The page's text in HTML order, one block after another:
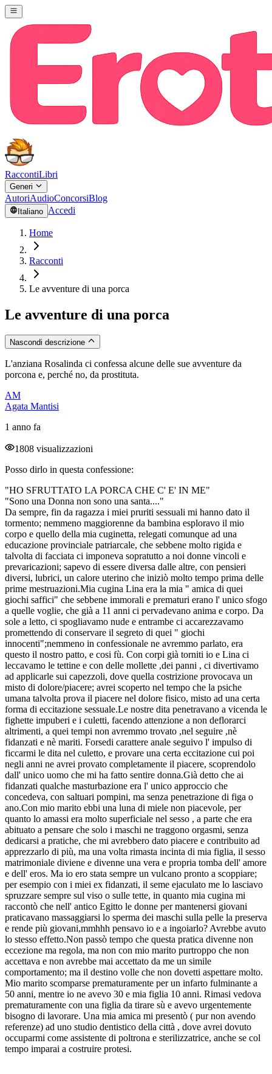
RaccontiLibri
Generi
AutoriAudioConcorsiBlog
Italiano Accedi
Home
Racconti
Le avventure di una porca
Le avventure di una porca
Nascondi descrizione
L'anziana Rosalinda ci confessa alcune delle sue avventure da
porcona e, perché no, da prostituta.
AM
Agata Mantisi
1 anno fa
1808 visualizzazioni
Posso dirlo in questa confessione:
"HO SFRUTTATO LA PORCA CHE C' E' IN ME"
"Sono una Donna non sono una santa...."
Da sempre, fin da ragazza i miei pruriti sessuali mi hanno dato il
tormento; nemmeno maggiorenne da bambina esploravo il mio
corpo e quello della mia cuginetta, relegati comunque ad una
educazione provinciale patriarcale, che sebbene molto rigida e
talvolta di facciata ci imponeva sopratutto a noi donne vincoli e
prevaricazioni; sapevo di essere diversa dalle altre, con pensieri
diversi, lubrici, un calore uterino che iniziò molto tempo prima delle
prime mestruazioni.Mia cugina Lina era la mia " amica di quei
giochi saffici" che sebbene immorali e prematuri erano l' unico sfogo
a quelle voglie, che già a 11 anni ci pervadevano anima e corpo. Da
sole a letto, ci spogliavamo nude e entrambe ci accarezzavamo
promettendo di conservare il segreto di quei " giochi
innocenti";nemmeno in confessionale ne avremmo parlato, era
questo il nostro patto, e cosi fù. Con corpi già torniti io e Lina ci
leccavamo le tettine e con delle mollette ,dei panni , ci divertivamo
ad applicarle sui capezzoli, dove quella costrizione provocava un
misto di dolore/piacere; avrei scoperto nel tempo che la psiche
umana talvolta prova il piacere nel dolore fisico, misto ad una certa
forma di eccitazione sessuale.Le nostre dita penetravano a vicenda le
fighette impuberi e i culetti, facendo attenzione a non deflorarci
altrimenti, a quei tempi non avremmo trovato ,nel seguire ,nè
fidanzati e nè mariti. Forsedi carattere anale seguivo l' impulso di
ficcarmi le dita nel culetto, e provare una certa eccitazione cui poi
negli anni ne avrei provato completamente il piacere, scoprendolo
dall' unico uomo che mi ha fatto sentire donna.Già detto che ai
fidanzati qualche masturbazione era l' unico approccio che
concedeva, con saltuari pompini, ma senza penetrazione di figa o
ano.Con mio marito ebbi una luna di miele non piacevole, per
quanto lo amassi era molto superficiale nel sesso , a parte che era
abituato a pensare che solo i maschi ne traggono orgasmi, senza
dedicarsi a pratiche, che mi avrebbero dato piacere e contribuito ad
apprezzarlo di più, ma una volta rimasta incinta di mia figlia, il sesso
matrimoniale diviene e divenne una vera e propria tomba dell' amore
e dell' eros. Ma io ero stata sempre un vulcano pronto a scoppiare;
per esempio con i miei ex fidanzati, il seme ejaculato me lo lasciavo
spruzzare sempre sul viso o sulle tette, in quanto mia cugina mi
raccontò che nell' antico Egitto le donne per mantenersi giovani
praticavano massaggiarsi lo sperma dei maschi sulla pelle la preserva
e rende più giovani,mmhhh pensavo io e a ingoiarlo? Avrebbe avuto
lo stesso effetto.Non passò tempo che questa pratica divenne non
eccezione ma regola, ma non con mio marito purtroppo che non
accettava e non avrebbe mai accettato da me un simile
comportamento; ma il destino volle che non dovetti aspettare molto.
Mio marito scomparse prematuramente per un infarto fulminante a
50 anni, mentre io ne avevo 30 e mia figlia 10 anni. Rimasi vedova
prematuramente con una figlia da tirare sù e avevo urgentemente
bisogno di lavorare. Una mia amica mi presentò ( pur non avendo
referenze) ad uno studio dentistico della città , dove avrei dovuto
occuparmi come assistente di poltrona e sterilizzatrice, anche se col
tempo imparai a costruire protesi.